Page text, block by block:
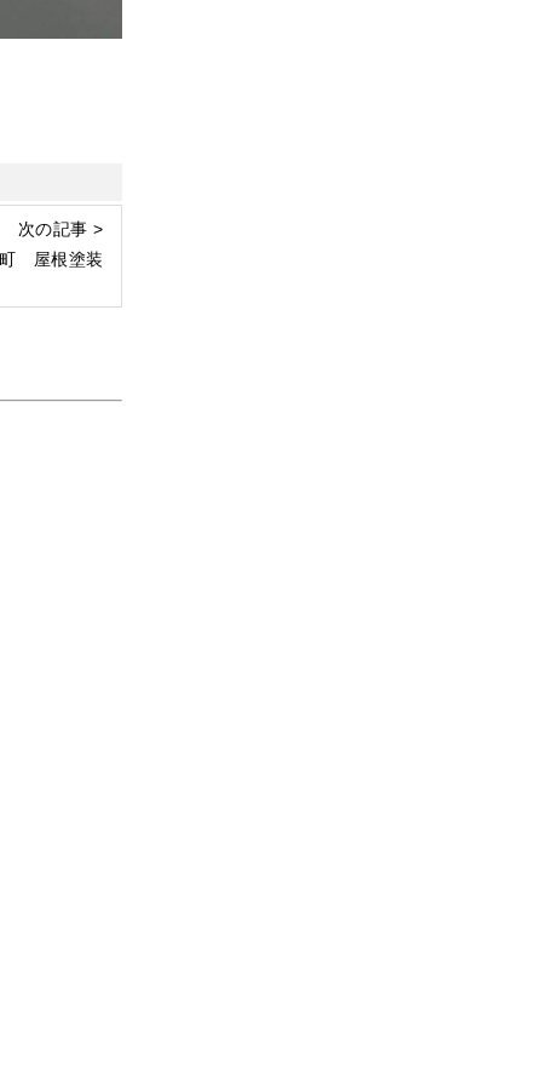
次の記事 >
屋根塗装